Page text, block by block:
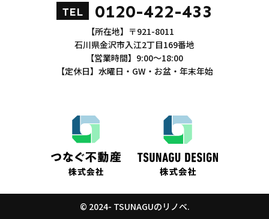
TEL 0120-422-433
【所在地】〒921-8011
石川県金沢市入江2丁目169番地
【営業時間】9:00～18:00
【定休日】水曜日・GW・お盆・年末年始
© 2024- TSUNAGUのリノベ.